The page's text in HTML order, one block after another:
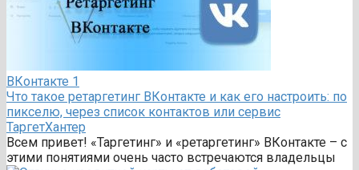
ВКонтакте 1
Что такое ретаргетинг ВКонтакте и как его настроить: по
пикселю, через список контактов или сервис
ТаргетХантер
Всем привет! «Таргетинг» и «ретаргетинг» ВКонтакте – с
этими понятиями очень часто встречаются владельцы